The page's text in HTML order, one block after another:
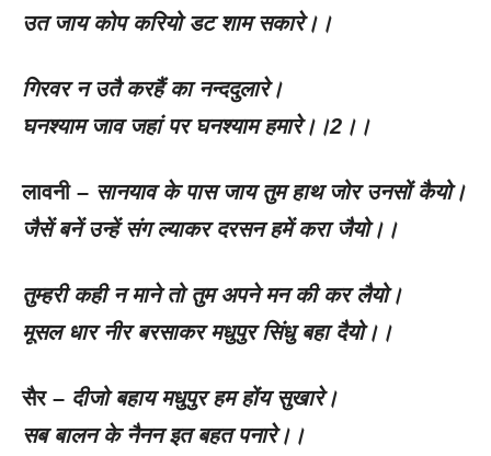
उत जाय कोप करियो डट शाम सकारे।।
गिरवर न उतै करहैं का नन्ददुलारे।
घनश्याम जाव जहां पर घनश्याम हमारे।।2 ।।
लावनी – सानयाव के पास जाय तुम हाथ जोर उनसों कैयो।
जैसें बनें उन्हें संग ल्याकर दरसन हमें करा जैयो।।
तुम्हरी कही न माने तो तुम अपने मन की कर लैयो।
मूसल धार नीर बरसाकर मधुपुर सिंधु बहा दैयो।।
सैर – दीजो बहाय मधुपुर हम होंय सुखारे।
सब बालन के नैनन इत बहत पनारे।।